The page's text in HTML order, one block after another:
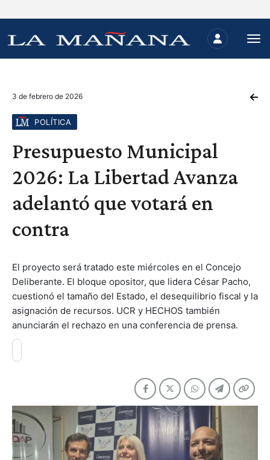
3 de febrero de 2026
POLÍTICA
Presupuesto Municipal
2026: La Libertad Avanza
adelantó que votará en
contra
El proyecto será tratado este miércoles en el Concejo
Deliberante. El bloque opositor, que lidera César Pacho,
cuestionó el tamaño del Estado, el desequilibrio fiscal y la
asignación de recursos. UCR y HECHOS también
anunciarán el rechazo en una conferencia de prensa.